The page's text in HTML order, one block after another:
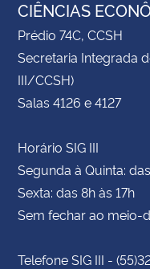
CIÊNCIAS
Prédio 74C, CCSH
Secretaria Integrada
III/CCSH)
Salas 4126 e 4127
Horário SIG III
Segunda à Quinta:
Sexta: das 8h às 17h
Sem fechar ao meio-
Telefone SIG III -